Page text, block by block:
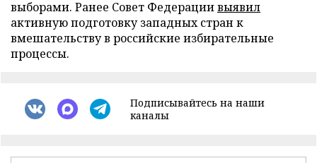
выборами. Ранее Совет Федерациивыявил
активную подготовку западных стран к
вмешательству в российские избирательные
процессы.
Подписывайтесь на наши
каналы